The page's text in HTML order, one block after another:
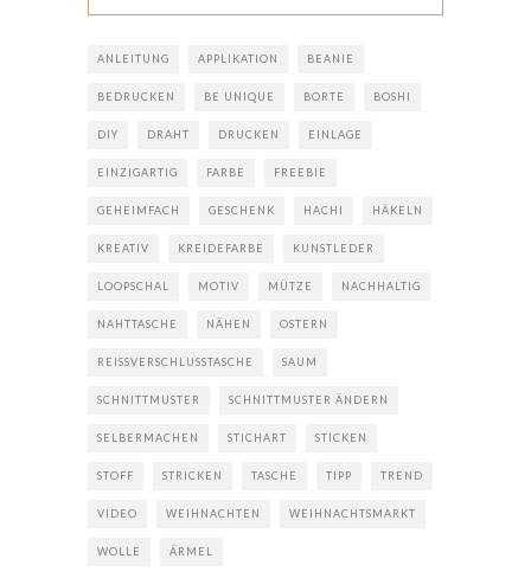
ANLEITUNG APPLIKATION BEANIE
BEDRUCKEN BE UNIQUE BORTE BOSHI
DIY DRAHT DRUCKEN EINLAGE
EINZIGARTIG FARBE FREEBIE
GEHEIMFACH GESCHENK HACHI HÄKELN
KREATIV KREIDEFARBE KUNSTLEDER
LOOPSCHAL MOTIV MÜTZE NACHHALTIG
NAHTTASCHE NÄHEN OSTERN
REISSVERSCHLUSSTASCHE SAUM
SCHNITTMUSTER SCHNITTMUSTER ÄNDERN
SELBERMACHEN STICHART STICKEN
STOFF STRICKEN TASCHE TIPP TREND
VIDEO WEIHNACHTEN WEIHNACHTSMARKT
WOLLE ÄRMEL